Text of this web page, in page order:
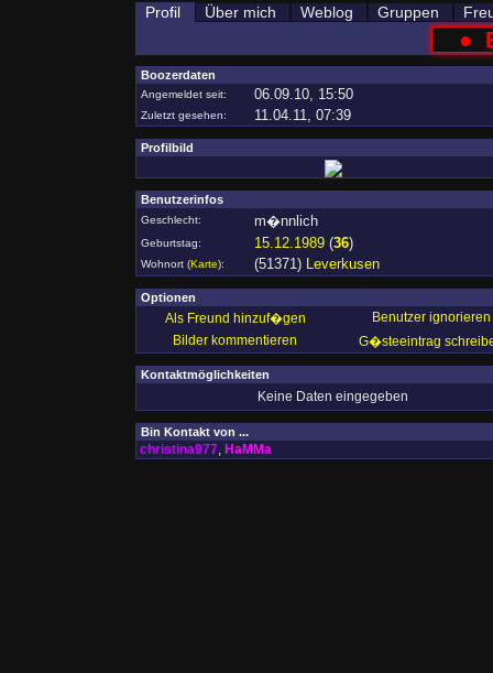
Profil Über mich Weblog Gruppen
●
Boozerdaten
Angemeldet seit: 06.09.10, 15:50
Zuletzt gesehen: 11.04.11, 07:39
Profilbild
Benutzerinfos
Geschlecht: m�nnlich
Geburtstag: 15.12.1989 (36)
Wohnort (Karte): (51371) Leverkusen
Optionen
Als Freund hinzuf�gen
Benutzer ignorieren
Bilder kommentieren
G�steeintrag
Kontaktmöglichkeiten
Keine Daten eingegeben
Bin Kontakt von ...
christina977, HaMMa